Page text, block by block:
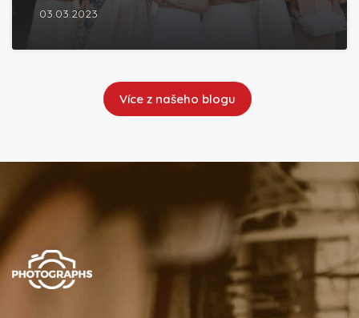
03.03.2023
Více z našeho blogu